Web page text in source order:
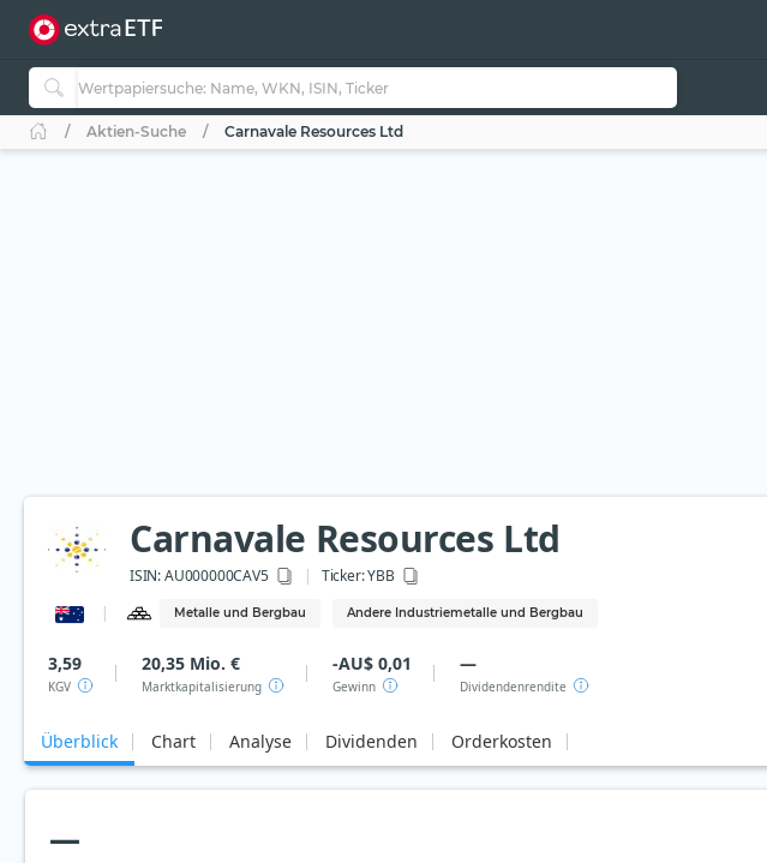
Aktien-Suche Carnavale Resources Ltd
Carnavale Resources Ltd
ISIN:AU000000CAV5 Ticker:YBB
Metalle und Bergbau Andere Industriemetalle und Bergbau
3,59
KGV
20,35 Mio. €
Marktkapitalisierung
-AU$ 0,01
Gewinn
—
Dividendenrendite
Überblick Chart Analyse Dividenden Orderkosten
—